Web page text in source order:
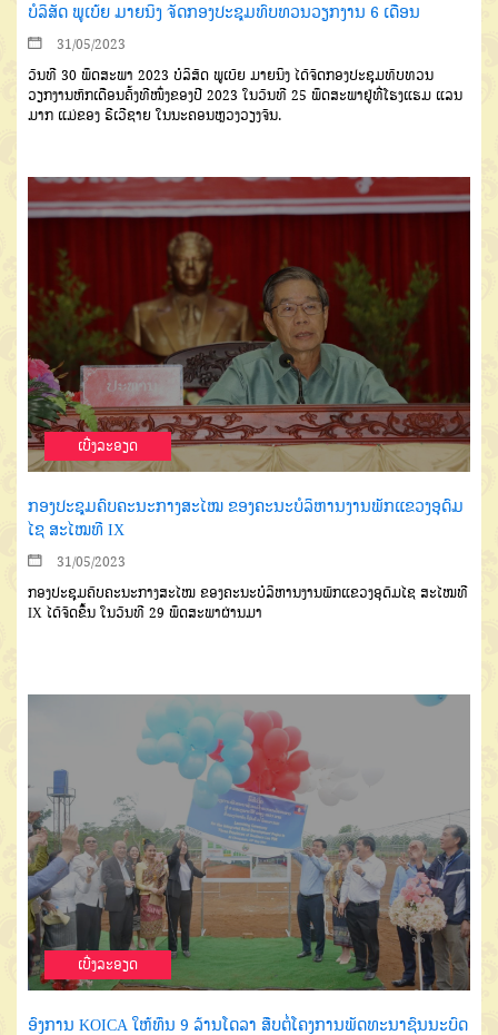
ບໍລິສັດ ພູເບ້ຍ ມາຍນິງ ຈັດກອງປະຊຸມທົບທວນວຽກງານ 6 ເດືອນ
31/05/2023
ວັນທີ 30 ພຶດສະພາ 2023 ບໍລິສັດ ພູເບ້ຍ ມາຍນິງ ໄດ້ຈັດກອງປະຊຸມທົບທວນ
ວຽກງານຫົກເດືອນຄັ້ງທີໜຶ່ງຂອງປີ 2023 ໃນວັນທີ 25 ພຶດສະພາຢູ່ທີ່ໂຮງແຮມ ແລນ
ມາກ ແມ່ຂອງ ຣີເວີຊາຍ ໃນນະຄອນຫຼວງວຽງຈັນ.
ເບີ່ງລະອຽດ
ກອງປະຊຸມຄົບຄະນະກາງສະໄໝ ຂອງຄະນະບໍລິຫານງານພັກແຂວງອຸດົມ
ໄຊ ສະໄໝທີ IX
31/05/2023
ກອງປະຊຸມຄົບຄະນະກາງສະໄໝ ຂອງຄະນະບໍລິຫານງານພັກແຂວງອຸດົມໄຊ ສະໄໝທີ
IX ໄດ້ຈັດຂຶ້ນ ໃນວັນທີ 29 ພຶດສະພາຜ່ານມາ
ເບີ່ງລະອຽດ
ອົງການ KOICA ໃຫ້ທຶນ 9 ລ້ານໂດລາ ສືບຕໍ່ໂຄງການພັດທະນາຊົນນະບົດ